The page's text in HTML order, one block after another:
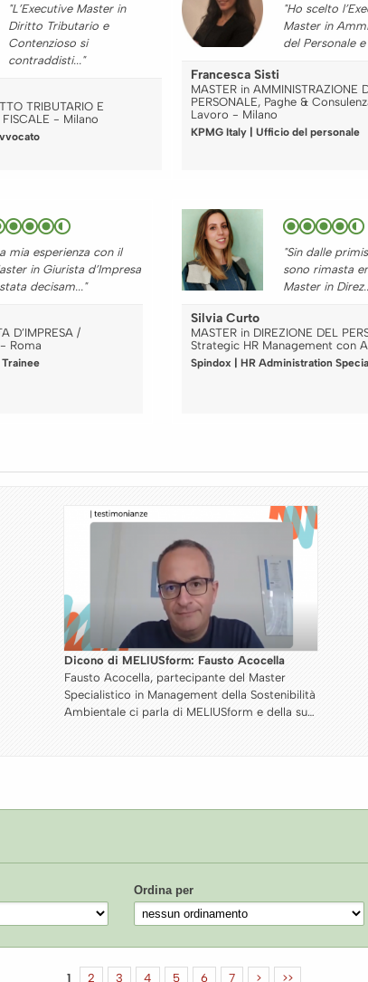
"L’Executive Master in
Diritto Tributario e
Contenzioso si
contraddisti..."
TRIBUTARIO E
FISCALE - Milano
"Ho scelto
Master in
del Personale e
Francesca Sisti
MASTER in AMMINISTRAZIONE
PERSONALE, Paghe &
Lavoro - Milano
KPMG Italy | Ufficio del personale
mia esperienza con il
in Giurista d’Impresa
decisam..."
D’IMPRESA /
Roma
Trainee
"Sin dalle
sono rimasta
Master in
Silvia Curto
MASTER in DIREZIONE DEL
Strategic HR Management con
Spindox | HR Administration
Dicono di MELIUSform: Caterina Pavese
Caterina Pavese, partecipante dell'Executive
Master in HR Psicologi ci parla di MELIUSform
e della sua esperienza
Ordina per
1 2 3 4 5 6 7 > >>